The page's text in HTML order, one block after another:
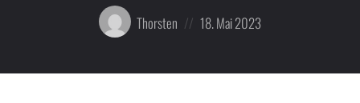
Posted
by:
Thorsten
on
18. Mai 2023